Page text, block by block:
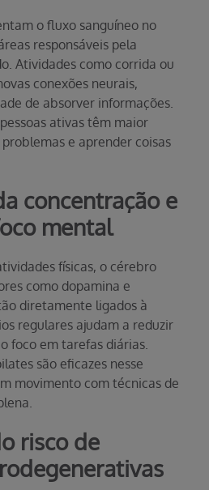
o fluxo sanguíneo no
responsáveis pela
Atividades como corrida ou
conexões neurais,
de absorver informações.
ativas têm maior
e aprender coisas
concentração e
mental
físicas, o cérebro
como dopamina e
diretamente ligados à
regulares ajudam a reduzir
foco em tarefas diárias.
são eficazes nesse
movimento com técnicas de
risco de